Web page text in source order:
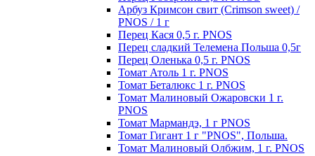
Арбуз Кримсон свит (Crimson sweet) /
PNOS / 1 г
Перец Кася 0,5 г. PNOS
Перец сладкий Телемена Польша 0,5г
Перец Оленька 0,5 г. PNOS
Томат Атоль 1 г. PNOS
Томат Беталюкс 1 г. PNOS
Томат Малиновый Ожаровски 1 г.
PNOS
Томат Мармандэ, 1 г PNOS
Томат Гигант 1 г "PNOS", Польша.
Томат Малиновый Олбжим, 1 г. PNOS